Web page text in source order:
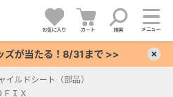
お気に入り カート 検索 メニュー
ズが当たる！8/31まで >>
イルドシート（部品）
ＩＸ